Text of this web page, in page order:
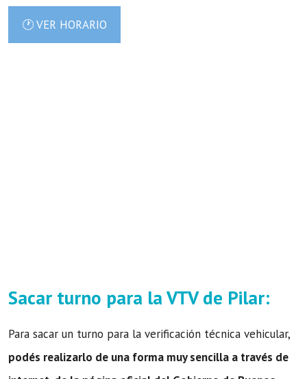
🕐 VER HORARIO
Sacar turno para la VTV de Pilar:
Para sacar un turno para la verificación técnica vehicular,
podés realizarlo de una forma muy sencilla a través de